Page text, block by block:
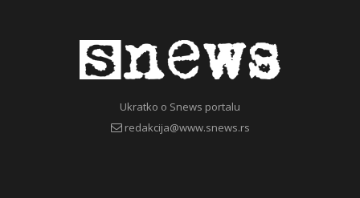
Ukratko o Snews portalu
redakcija@www.snews.rs